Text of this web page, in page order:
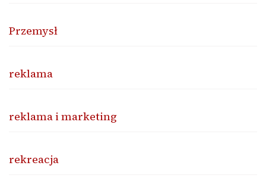
Przemysł
reklama
reklama i marketing
rekreacja